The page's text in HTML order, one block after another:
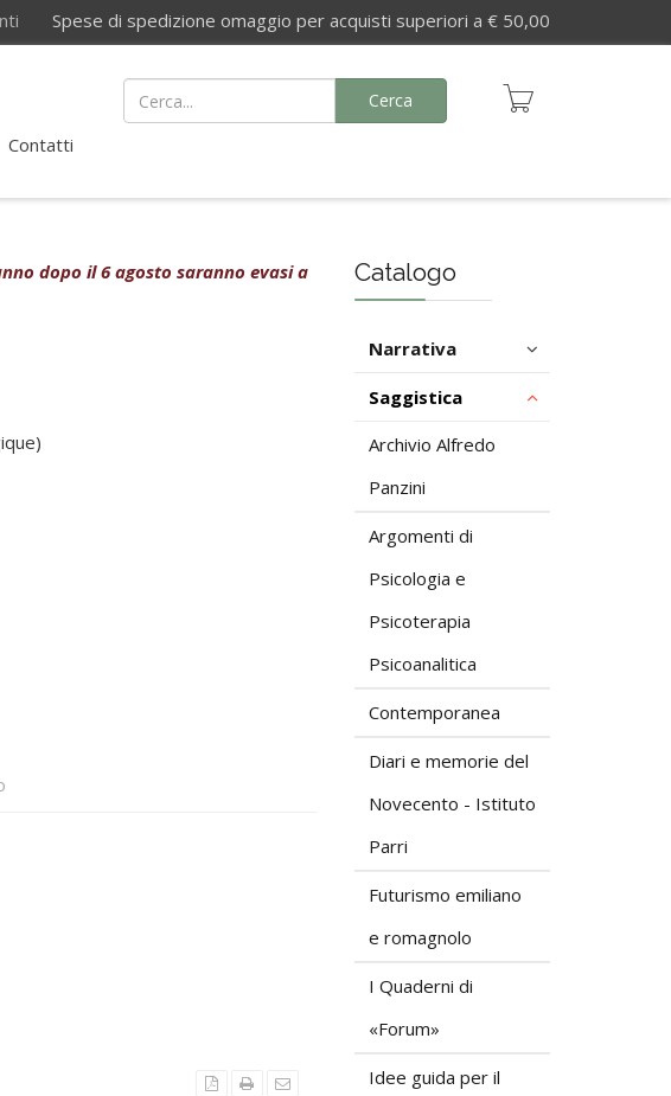
Spese di spedizione omaggio per acquisti superiori a € 50,00
Contatti
Cerca
dopo il 6 agosto saranno evasi a
Catalogo
Narrativa
Saggistica
Archivio Alfredo
Panzini
Argomenti di
Psicologia e
Psicoterapia
Psicoanalitica
Contemporanea
Diari e memorie del
Novecento - Istituto
Parri
Futurismo emiliano
e romagnolo
I Quaderni di
«Forum»
Idee guida per il